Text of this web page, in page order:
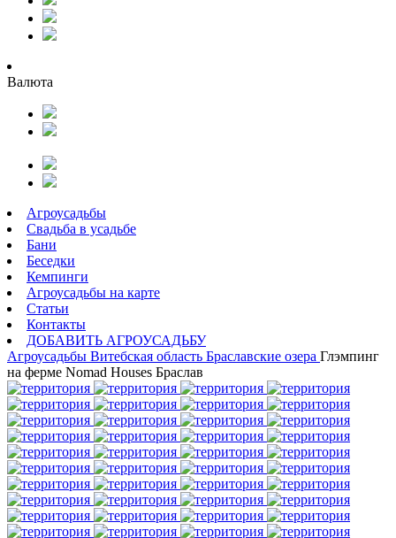
Валюта
Агроусадьбы
Свадьба в усадьбе
Бани
Беседки
Кемпинги
Агроусадьбы на карте
Статьи
Контакты
ДОБАВИТЬ АГРОУСАДЬБУ
Агроусадьбы Витебская область Браславские озера Глэмпинг
на ферме Nomad Houses Браслав